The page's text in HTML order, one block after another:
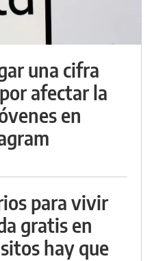
una cifra
afectar la
en
para vivir
gratis en
hay que